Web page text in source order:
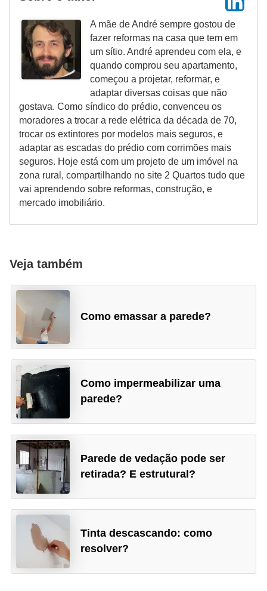
A mãe de André sempre gostou de
fazer reformas na casa que tem em
um sítio. André aprendeu com ela, e
quando comprou seu apartamento,
começou a projetar, reformar, e
adaptar diversas coisas que não
gostava. Como síndico do prédio, convenceu os
moradores a trocar a rede elétrica da década de 70,
trocar os extintores por modelos mais seguros, e
adaptar as escadas do prédio com corrimões mais
seguros. Hoje está com um projeto de um imóvel na
zona rural, compartilhando no site 2 Quartos tudo que
vai aprendendo sobre reformas, construção, e
mercado imobiliário.
Veja também
Como emassar a parede?
Como impermeabilizar uma
parede?
Parede de vedação pode ser
retirada? E estrutural?
Tinta descascando: como
resolver?